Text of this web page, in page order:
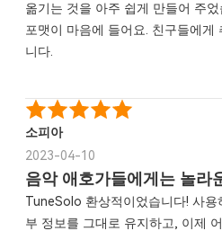
옮기는 것을 아주 쉽게 만들어 주
포맷이 마음에 들어요. 친구들에게
니다.
소피아
2023-04-10
음악 애호가들에게는 놀라
TuneSolo 환상적이었습니다! 사
부 정보를 그대로 유지하고, 이제